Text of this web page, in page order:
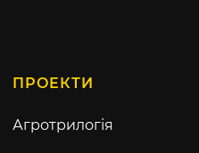
ПРОЕКТИ
Агротрилогія